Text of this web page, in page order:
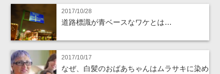
2017/10/28
道路標識が青ベースなワケとは…
2017/10/17
なぜ、白髪のおばあちゃんはムラサキに染め